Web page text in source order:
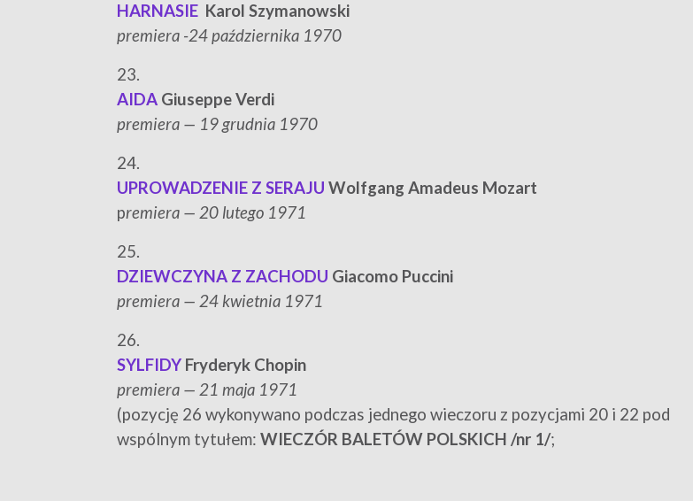
HARNASIE Karol Szymanowski
premiera -24 października 1970
23.
AIDA Giuseppe Verdi
premiera — 19 grudnia 1970
24.
UPROWADZENIE Z SERAJU Wolfgang Amadeus Mozart
premiera — 20 lutego 1971
25.
DZIEWCZYNA Z ZACHODU Giacomo Puccini
premiera — 24 kwietnia 1971
26.
SYLFIDY Fryderyk Chopin
premiera — 21 maja 1971
(pozycję 26 wykonywano podczas jednego wieczoru z pozycjami 20 i 22 pod
wspólnym tytułem: WIECZÓR BALETÓW POLSKICH /nr 1/;